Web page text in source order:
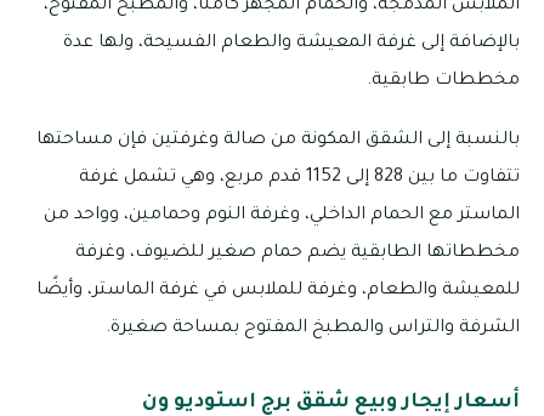
الملابس المدمجة، والحمام المجهز كاملًا، والمطبخ المفتوح،
بالإضافة إلى غرفة المعيشة والطعام الفسيحة، ولها عدة
مخططات طابقية.
بالنسبة إلى الشقق المكونة من صالة وغرفتين فإن مساحتها
تتفاوت ما بين 828 إلى 1152 قدم مربع، وهي تشمل غرفة
الماستر مع الحمام الداخلي، وغرفة النوم وحمامين، وواحد من
مخططاتها الطابقية يضم حمام صغير للضيوف، وغرفة
للمعيشة والطعام، وغرفة للملابس في غرفة الماستر، وأيضًا
الشرفة والتراس والمطبخ المفتوح بمساحة صغيرة.
أسعار إيجار وبيع شقق برج استوديو ون